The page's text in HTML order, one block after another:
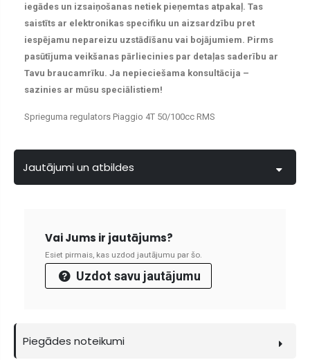
iegādes un izsaiņošanas netiek pieņemtas atpakaļ. Tas
saistīts ar elektronikas specifiku un aizsardzību pret
iespējamu nepareizu uzstādīšanu vai bojājumiem. Pirms
pasūtījuma veikšanas pārliecinies par detaļas saderību ar
Tavu braucamrīku. Ja nepieciešama konsultācija –
sazinies ar mūsu speciālistiem!
Sprieguma regulators Piaggio 4T 50/100cc RMS
Jautājumi un atbildes
Vai Jums ir jautājums?
Esiet pirmais, kas uzdod jautājumu par šo.
Uzdot savu jautājumu
Piegādes noteikumi